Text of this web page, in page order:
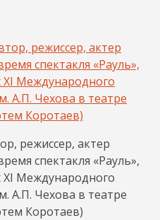
режиссер, актер
спектакля «Рауль»,
XI Международного
А.П. Чехова в театре
Коротаев)